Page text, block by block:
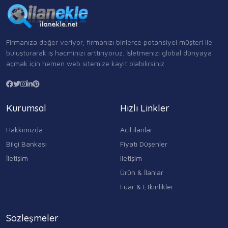
Firmanıza değer veriyor, firmanızı binlerce potansiyel müşteri ile
buluşturarak iş hacminizi arttırıyoruz. İşletmenizi global dünyaya
açmak için hemen web sitemize kayıt olabilirsiniz.
Kurumsal
Hakkımızda
Bilgi Bankası
İletişim
Hızlı Linkler
Acil ilanlar
Fiyatı Düşenler
iletişim
Ürün & İlanlar
Fuar & Etkinlikler
Sözleşmeler